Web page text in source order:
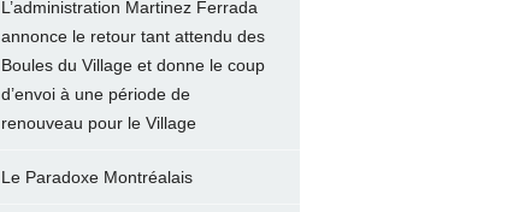
L’administration Martinez Ferrada
annonce le retour tant attendu des
Boules du Village et donne le coup
d’envoi à une période de
renouveau pour le Village
Le Paradoxe Montréalais